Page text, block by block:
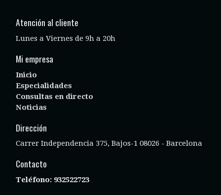
Atención al cliente
Lunes a Viernes de 9h a 20h
Mi empresa
Inicio
Especialidades
Consultas en directo
Noticias
Dirección
Carrer Independencia 375, Bajos-1 08026 - Barcelona
Contacto
Teléfono: 932522723